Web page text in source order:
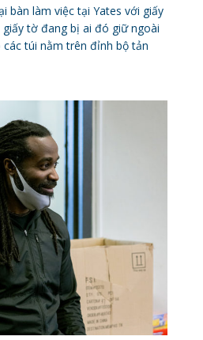
bàn làm việc tại Yates với giấy
tờ đang bị ai đó giữ ngoài
túi nằm trên đỉnh bộ tản